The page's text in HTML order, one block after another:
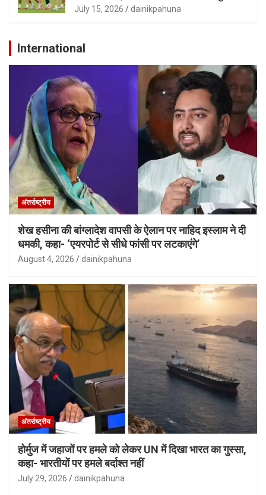
July 15, 2026 dainikpahuna
International
अंतर्राष्ट्रीय
शेख हसीना की बांग्लादेश वापसी के ऐलान पर नाहिद इस्लाम ने दी
धमकी, कहा- ‘एयरपोर्ट से सीधे फांसी पर लटकाएंगे’
August 4, 2026 dainikpahuna
अंतर्राष्ट्रीय
होर्मुज में जहाजों पर हमले को लेकर UN में दिखा भारत का गुस्सा,
कहा- भारतीयों पर हमले बर्दाश्त नहीं
July 29, 2026 dainikpahuna